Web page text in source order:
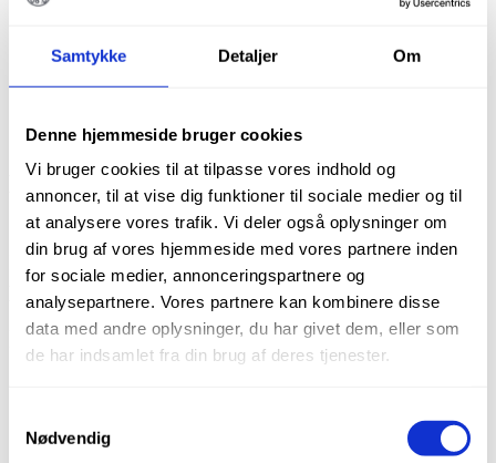
Samtykke Detaljer Om
Denne hjemmeside bruger cookies
Vi bruger cookies til at tilpasse vores indhold og
annoncer, til at vise dig funktioner til sociale medier og til
at analysere vores trafik. Vi deler også oplysninger om
din brug af vores hjemmeside med vores partnere inden
for sociale medier, annonceringspartnere og
analysepartnere. Vores partnere kan kombinere disse
data med andre oplysninger, du har givet dem, eller som
de har indsamlet fra din brug af deres tjenester.
Nødvendig
Brand
Beskrivelse
10 ml engangssprøjter m. luer-lock til kanyler
Ikke sterile
pose m. 100 stk.
Du kunne også være interesseret i…